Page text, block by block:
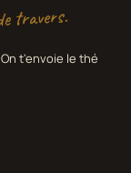
travers.
t'envoie le thé